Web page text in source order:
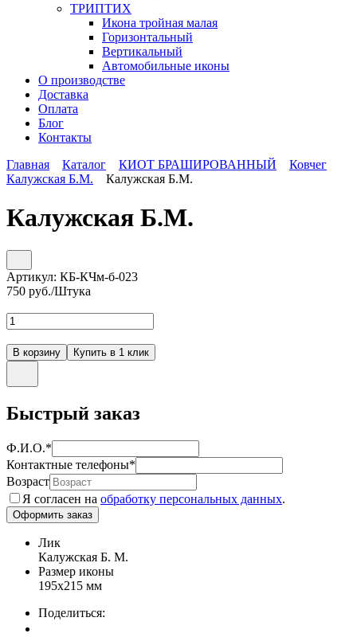
ТРИПТИХ
Икона тройная малая
Горизонтальный
Вертикальный
Автомобильные иконы
О производстве
Доставка
Оплата
Блог
Контакты
Главная
Каталог КИОТ БРАШИРОВАННЫЙ
Ковчег
Калужская Б.М.
Калужская Б.М.
Калужская Б.М.
Артикул: КБ-КЧм-б-023
750 руб./Штука
Быстрый заказ
Ф.И.О.*
Контактные телефоны*
Возраст
Я согласен на обработку персональных данных.
Лик
Калужская Б. М.
Размер иконы
195х215 мм
Поделиться: